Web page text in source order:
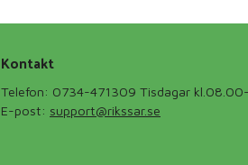
Kontakt
Telefon: 0734-471309 Tisdagar
E-post: support@rikssar.se